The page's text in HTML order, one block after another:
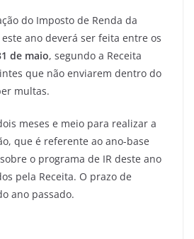
do Imposto de Renda da
este ano deverá ser feita entre os
de maio, segundo a Receita
que não enviarem dentro do
multas.
meses e meio para realizar a
que é referente ao ano-base
o programa de IR deste ano
pela Receita. O prazo de
ano passado.